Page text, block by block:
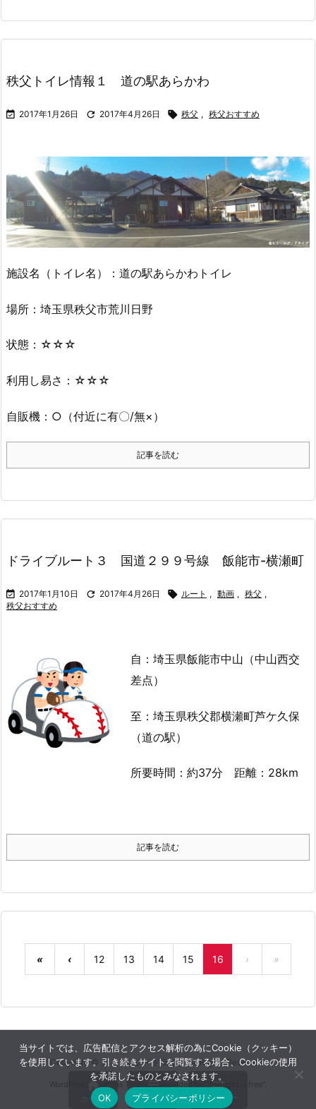
秩父トイレ情報１ 道の駅あらかわ
 2017年1月26日  2017年4月26日  秩父 , 秩父おすすめ
施設名（トイレ名）：道の駅あらかわトイレ
場所：埼玉県秩父市荒川日野
状態：☆☆☆
利用し易さ：☆☆☆
自販機：○（付近に有〇/無×）
記事を読む
ドライブルート３ 国道２９９号線 飯能市-横瀬町
 2017年1月10日  2017年4月26日  ルート , 動画 , 秩父 ,
秩父おすすめ
自：埼玉県飯能市中山（中山西交
差点）
至：埼玉県秩父郡横瀬町芦ケ久保
（道の駅）
所要時間：約37分 距離：28km
記事を読む
« ‹ 12 13 14 15 16 › »
Copyright © ヒト・ログ・ドライブAll Rights Reserved.
WordPress Luxeritas Theme is provided by " Thought is free ".

ホーム

メニュー

サイドバー
当サイトでは、広告配信とアクセス解析の為にCookie（クッキー）
を使用しています。引き続きサイトを閲覧する場合、Cookieの使用
を承諾したものとみなされます。
OK
プライバシーポリシー